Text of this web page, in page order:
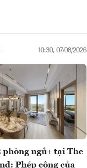
10:30, 07/08/2026
phòng ngủ+ tại The
Phép cộng của